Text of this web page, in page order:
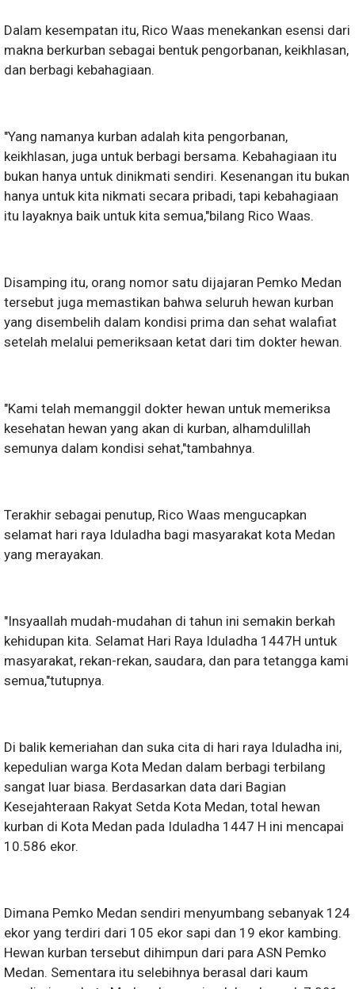
Dalam kesempatan itu, Rico Waas menekankan esensi dari
makna berkurban sebagai bentuk pengorbanan, keikhlasan,
dan berbagi kebahagiaan.
"Yang namanya kurban adalah kita pengorbanan,
keikhlasan, juga untuk berbagi bersama. Kebahagiaan itu
bukan hanya untuk dinikmati sendiri. Kesenangan itu bukan
hanya untuk kita nikmati secara pribadi, tapi kebahagiaan
itu layaknya baik untuk kita semua,"bilang Rico Waas.
Disamping itu, orang nomor satu dijajaran Pemko Medan
tersebut juga memastikan bahwa seluruh hewan kurban
yang disembelih dalam kondisi prima dan sehat walafiat
setelah melalui pemeriksaan ketat dari tim dokter hewan.
"Kami telah memanggil dokter hewan untuk memeriksa
kesehatan hewan yang akan di kurban, alhamdulillah
semunya dalam kondisi sehat,"tambahnya.
Terakhir sebagai penutup, Rico Waas mengucapkan
selamat hari raya Iduladha bagi masyarakat kota Medan
yang merayakan.
"Insyaallah mudah-mudahan di tahun ini semakin berkah
kehidupan kita. Selamat Hari Raya Iduladha 1447H untuk
masyarakat, rekan-rekan, saudara, dan para tetangga kami
semua,"tutupnya.
Di balik kemeriahan dan suka cita di hari raya Iduladha ini,
kepedulian warga Kota Medan dalam berbagi terbilang
sangat luar biasa. Berdasarkan data dari Bagian
Kesejahteraan Rakyat Setda Kota Medan, total hewan
kurban di Kota Medan pada Iduladha 1447 H ini mencapai
10.586 ekor.
Dimana Pemko Medan sendiri menyumbang sebanyak 124
ekor yang terdiri dari 105 ekor sapi dan 19 ekor kambing.
Hewan kurban tersebut dihimpun dari para ASN Pemko
Medan. Sementara itu selebihnya berasal dari kaum